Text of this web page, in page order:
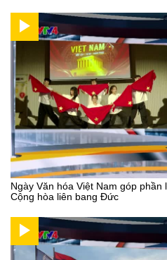
Ngày Văn hóa Việt Nam góp
Cộng hòa liên bang Đức